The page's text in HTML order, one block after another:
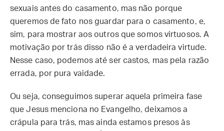
sexuais antes do casamento, mas não porque
queremos de fato nos guardar para o casamento, e,
sim, para mostrar aos outros que somos virtuosos. A
motivação por trás disso não é a verdadeira virtude.
Nesse caso, podemos até ser castos, mas pela razão
errada, por pura vaidade.
Ou seja, conseguimos superar aquela primeira fase
que Jesus menciona no Evangelho, deixamos a
crápula para trás, mas ainda estamos presos às